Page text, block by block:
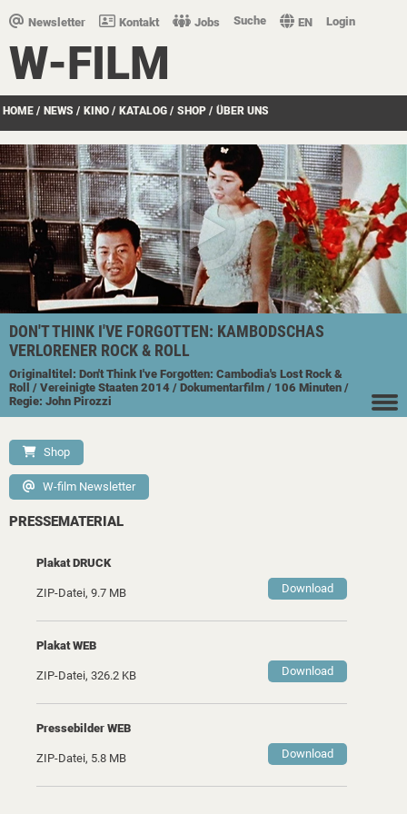
Newsletter Kontakt Jobs Suche EN Login
W-FILM
HOME / NEWS / KINO / KATALOG / SHOP / ÜBER UNS
DON'T THINK I'VE FORGOTTEN: KAMBODSCHAS
VERLORENER ROCK & ROLL
Originaltitel: Don't Think I've Forgotten: Cambodia's Lost Rock &
Roll
/ Vereinigte Staaten 2014 / Dokumentarfilm / 106 Minuten /
Regie: John Pirozzi
Shop
W-film Newsletter
PRESSEMATERIAL
Plakat DRUCK
ZIP-Datei, 9.7 MB Download
Plakat WEB
ZIP-Datei, 326.2 KB Download
Pressebilder WEB
ZIP-Datei, 5.8 MB Download